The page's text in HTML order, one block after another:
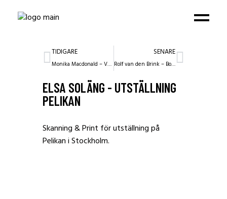
TIDIGARE
Monika Macdonald – ValstaKonst
SENARE
Rolf van den Brink – Bok och utställning
ELSA SOLÄNG - UTSTÄLLNING
PELIKAN
Skanning & Print för utställning på
Pelikan i Stockholm.